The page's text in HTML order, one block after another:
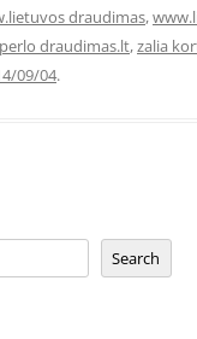
draudimas,
draudimas.lt,zalia
09/04.
Search